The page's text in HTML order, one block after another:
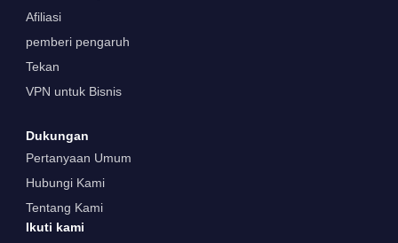
Afiliasi
pemberi pengaruh
Tekan
VPN untuk Bisnis
Dukungan
Pertanyaan Umum
Hubungi Kami
Tentang Kami
Ikuti kami